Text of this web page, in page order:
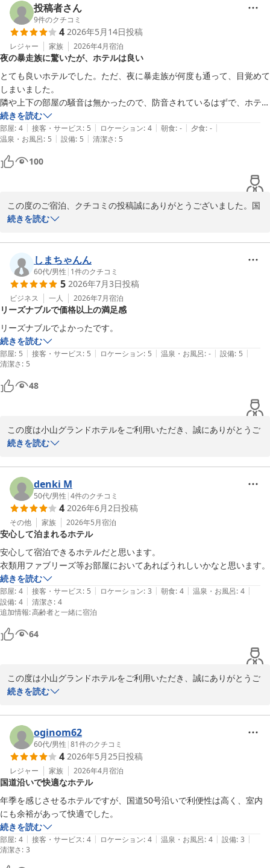
今後はスタッフの情報共有と確認体制を徹底し、同様のことが起こ
らぬよう改善に努めてまいります。
またのご来館を心よりお待ち申し上げております。
小山グランドホテル
2026-06-02
投稿者さん
9件のクチコミ
4 2026年5月14日投稿
レジャー 家族 2026年4月宿泊
夜の暴走族に驚いたが、ホテルは良い
とても良いホテルでした。ただ、夜に暴走族が何度も通って、目覚めて
しまいました。
隣や上下の部屋の騒音は無かったので、防音されているはずで、ホテル
に責任はありません。思わぬ形で栃木名物を体験できました。
続きを読む
部屋: 4 | 接客・サービス: 5 | ロケーション: 4 | 朝食: - | 夕食: - |
温泉・お風呂: 5 | 設備: 5 | 清潔さ: 5
100
この度のご宿泊、クチコミの投稿誠にありがとうございました。国
道50号線は深夜にバイクが騒音を出しながら走ることがございまし
いたしました。
小山グランドホテル
2026-05-18
続きを読む
しまちゃんん
60代/男性 | 1件のクチコミ
5 2026年7月3日投稿
ビジネス 一人 2026年7月宿泊
リーズナブルで価格以上の満足感
リーズナブルでよかったです。
続きを読む
部屋: 5 | 接客・サービス: 5 | ロケーション: 5 | 温泉・お風呂: - | 設備: 5 |
清潔さ: 5
48
この度は小山グランドホテルをご利用いただき、誠にありがとうご
ざいます。
ご宿泊料金につきまして、ご満足いただけたと伺い、大変嬉しく存
じます。
今後もお客様に快適にお過ごしいただけるよう、サービスの向上に
努めてまいります。
またのご来館を心よりお待ちしております。
小山グランドホテル
2026-07-03
続きを読む
denki M
50代/男性 |4件のクチコミ
4 2026年6月2日投稿
その他 家族 2026年5月宿泊
安心して泊まれるホテル
安心して宿泊できるホテルだと思います。
衣類用ファブリーズ等お部屋においてあればうれしいかなと思います。
続きを読む
部屋: 4 | 接客・サービス: 5 | ロケーション: 3 | 朝食: 4 | 温泉・お風呂: 4 |
設備: 4 | 清潔さ: 4
追加情報:高齢者と一緒に宿泊
64
この度は小山グランドホテルをご利用いただき、誠にありがとうご
ざいます。
消臭スプレーのご要望につきましても、今後の備品検討の参考とさ
せていただきます。
またのご来館をスタッフ一同、心よりお待ち申し上げております。
小山グランドホテル
2026-06-02
続きを読む
oginom62
60代/男性 |81件のクチコミ
4 2026年5月25日投稿
レジャー 家族 2026年4月宿泊
国道沿いで快適なホテル
年季を感じさせるホテルですが、国道50号沿いで利便性は高く、室内
にも余裕があって快適でした。
続きを読む
部屋: 4 | 接客・サービス: 4 | ロケーション: 4 | 温泉・お風呂: 4 | 設備: 3 |
清潔さ: 3